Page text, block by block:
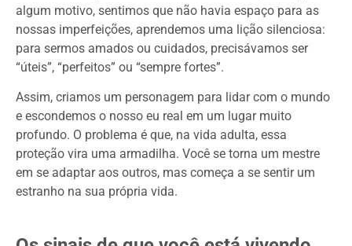
algum motivo, sentimos que não havia espaço para as
nossas imperfeições, aprendemos uma lição silenciosa:
para sermos amados ou cuidados, precisávamos ser
“úteis”, “perfeitos” ou “sempre fortes”.
Assim, criamos um personagem para lidar com o mundo
e escondemos o nosso eu real em um lugar muito
profundo. O problema é que, na vida adulta, essa
proteção vira uma armadilha. Você se torna um mestre
em se adaptar aos outros, mas começa a se sentir um
estranho na sua própria vida.